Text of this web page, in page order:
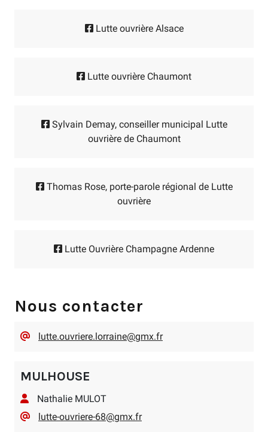
Lutte ouvrière Alsace
Lutte ouvrière Chaumont
Sylvain Demay, conseiller municipal Lutte
ouvrière de Chaumont
Thomas Rose, porte-parole régional de Lutte
ouvrière
Lutte Ouvrière Champagne Ardenne
Nous contacter
lutte.ouvriere.lorraine@gmx.fr
MULHOUSE
Nathalie MULOT
lutte-ouvriere-68@gmx.fr